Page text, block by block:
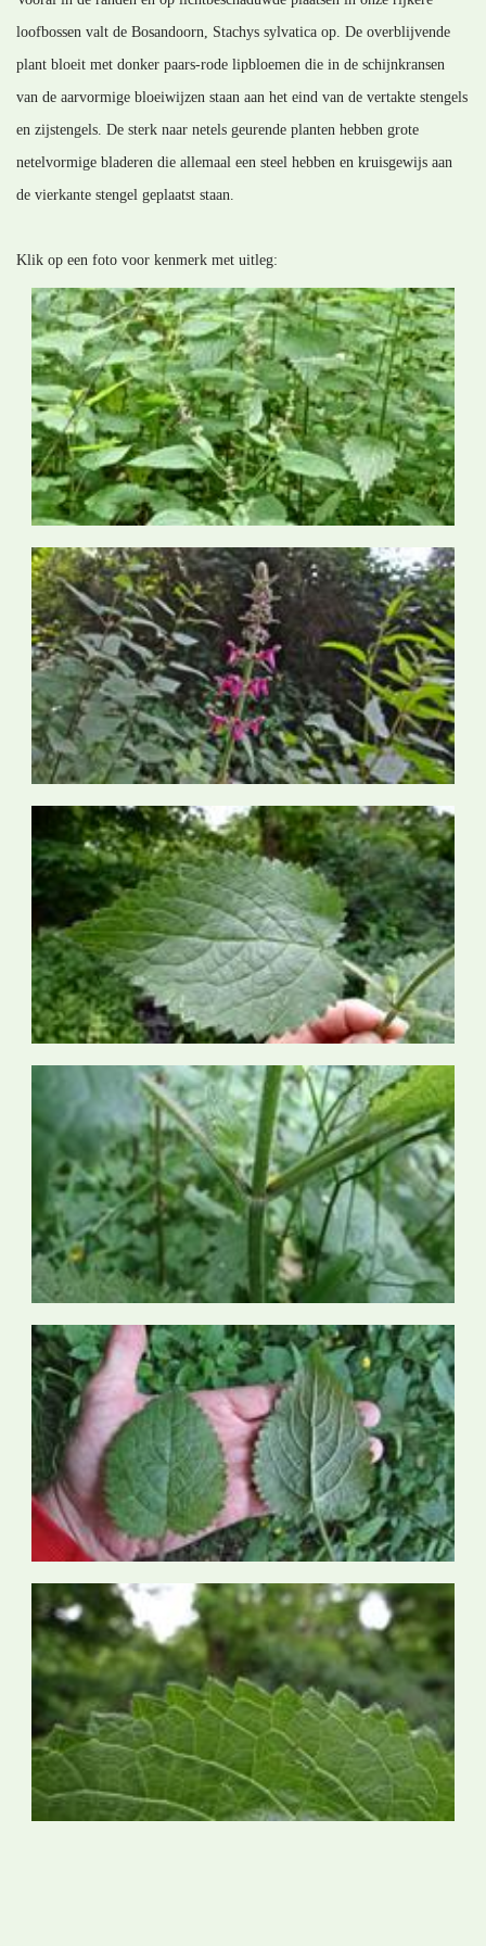
loofbossen valt de Bosandoorn, Stachys sylvatica op. De overblijvende
plant bloeit met donker paars-rode lipbloemen die in de schijnkransen
van de aarvormige bloeiwijzen staan aan het eind van de vertakte stengels
en zijstengels. De sterk naar netels geurende planten hebben grote
netelvormige bladeren die allemaal een steel hebben en kruisgewijs aan
de vierkante stengel geplaatst staan.
Klik op een foto voor kenmerk met uitleg: